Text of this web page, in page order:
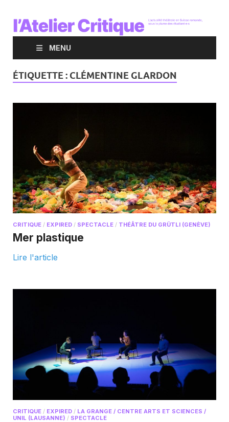
MENU
ÉTIQUETTE : CLÉMENTINE GLARDON
CRITIQUE / EXPIRED / SPECTACLE / THÉÂTRE DU GRÜTLI (GENÈVE)
Mer plastique
Lire l'article
CRITIQUE / EXPIRED / LA GRANGE / CENTRE ARTS ET SCIENCES /
UNIL (LAUSANNE) / SPECTACLE